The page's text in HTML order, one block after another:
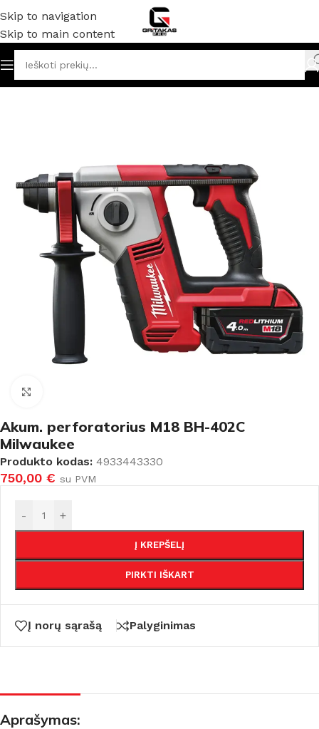
Skip to navigation
Skip to main content
/Akumuliatoriniai ir elektriniai įrankiai Perforatoriai
Akum. perforatorius M18 BH-402C
Milwaukee
Produkto kodas: 4933443330
750,00 € su PVM
- +
Į KREPŠELĮ
PIRKTI IŠKART
Į norų sąrašą Palyginimas
Aprašymas: